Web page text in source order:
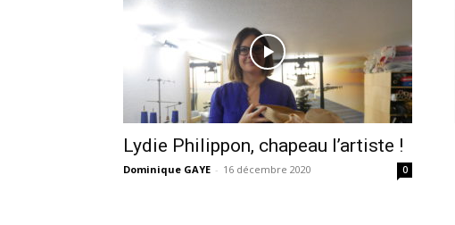
Lydie Philippon, chapeau l’artiste !
Dominique GAYE - 16 décembre 2020 0